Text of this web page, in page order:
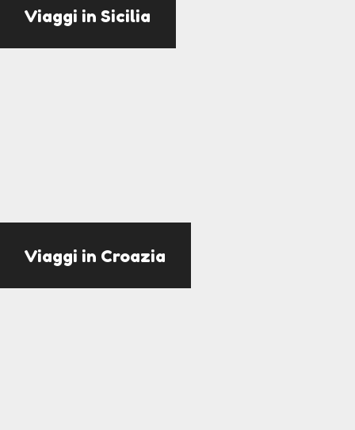
Viaggi in Sicilia
Viaggi in Croazia